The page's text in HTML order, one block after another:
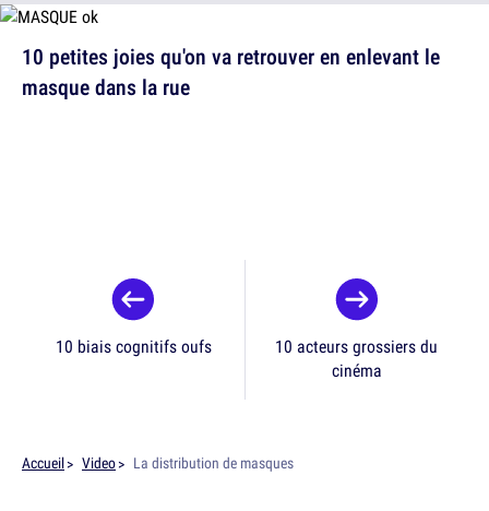
10 petites joies qu'on va retrouver en enlevant le
masque dans la rue
10 biais cognitifs oufs
10 acteurs grossiers du
cinéma
Accueil Video La distribution de masques